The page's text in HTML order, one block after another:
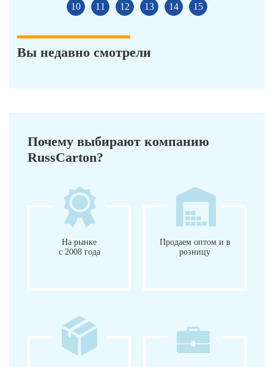
10
11 12 13 14 15
Вы недавно смотрели
Почему выбирают компанию
RussCarton?
На рынке
с 2008 года
Продаем оптом и в
розницу